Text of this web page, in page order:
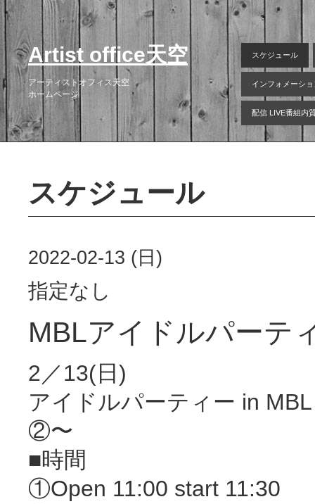
Artist office天空
アーティストオフィス天空
ホームページ
スケジュール
インフォメーショ
配信 LIVE番組内
スケジュール
2022-02-13 (日)
指定なし
MBLアイドルパーテ
2／13(日)
アイドルパーティー in
②〜
‪■時間‬
‪‪①Open 11:00 start 11:30